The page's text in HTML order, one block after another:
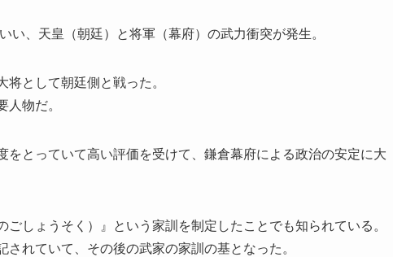
い、天皇（朝廷）と将軍（幕府）の武力衝突が発生。
として朝廷側と戦った。
物だ。
とっていて高い評価を受けて、鎌倉幕府による政治の安定に大
しょうそく）』という家訓を制定したことでも知られている。
れていて、その後の武家の家訓の基となった。